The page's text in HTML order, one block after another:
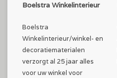
Boelstra Winkelinterieur
Boelstra
Winkelinterieur/winkel- en
decoratiematerialen
verzorgt al 25 jaar alles
voor uw winkel voor